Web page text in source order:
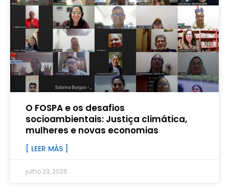
O FOSPA e os desafios
socioambientais: Justiça climática,
mulheres e novas economias
[ LEER MÁS ]
julho 23, 2026